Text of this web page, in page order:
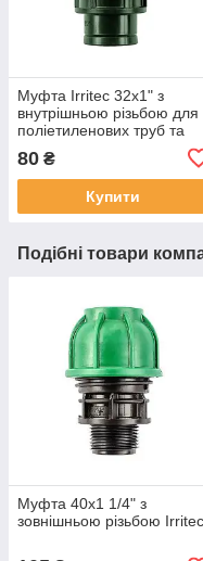
Муфта Irritec 32х1" з
внутрішньою різьбою для
поліетиленових труб та
80 ₴
Купити
Подібні товари
Муфта 40х1 1/4" з
зовнішньою різьбою Irritec